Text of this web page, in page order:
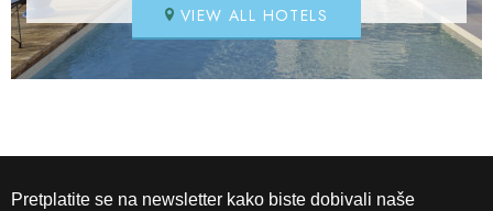
VIEW ALL HOTELS
Pretplatite se na newsletter kako biste dobivali naše